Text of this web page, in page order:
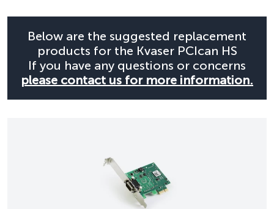
Below are the suggested replacement
products for the Kvaser PCIcan HS
If you have any questions or concerns
please contact us for more information.